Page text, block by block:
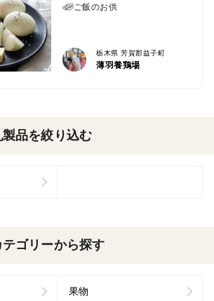
ご飯のお供
栃木県 芳賀郡益子町
薄羽養鶏場
品を絞り込む
ゴリーから探す
果物